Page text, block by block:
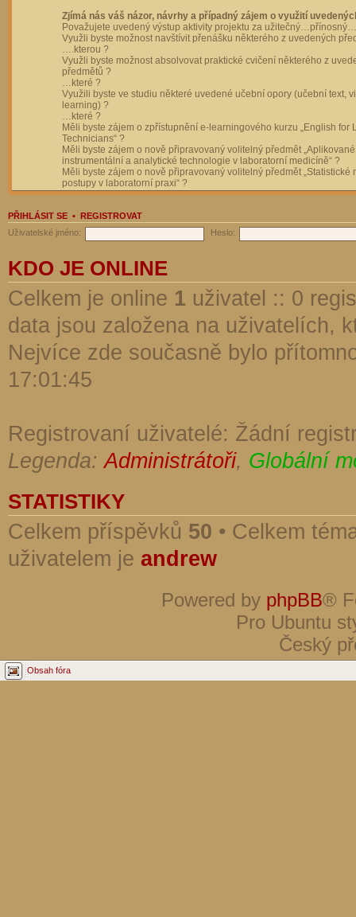
Zjímá nás váš názor, návrhy a případný zájem o využití
Považujete uvedený výstup aktivity projektu za
Využli byste možnost navštívit přenášku některého z uvedených
….kterou ?
Využli byste možnost absolvovat praktické cvičení některého z
předmětů ?
…které ?
Využili byste ve studiu některé uvedené učební opory (učební text,
learning) ?
…které ?
Měli byste zájem o zpřístupnění e-learningového kurzu „English for
Technicians“ ?
Měli byste zájem o nově připravovaný volitelný předmět „Aplikované
instrumentální a analytické technologie v laboratorní medicíně“ ?
Měli byste zájem o nově připravovaný volitelný předmět „Statistické
postupy v laboratorní praxi“ ?
PŘIHLÁSIT SE • REGISTROVAT
Uživatelské jméno:
Heslo:
KDO JE ONLINE
Celkem je online 1 uživatel :: 0
data jsou založena na uživatelích,
Nejvíce zde současně bylo
17:01:45
Registrovaní uživatelé: Žádní
Legenda:Administrátoři, Globální
STATISTIKY
Celkem příspěvků 50 • Celkem
uživatelem je andrew
Powered by phpBB®
Pro Ubuntu
Český
Obsah fóra